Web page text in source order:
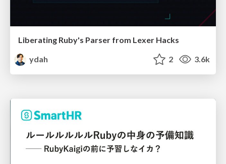
Liberating Ruby's Parser from Lexer Hacks
ydah
2 3.6k